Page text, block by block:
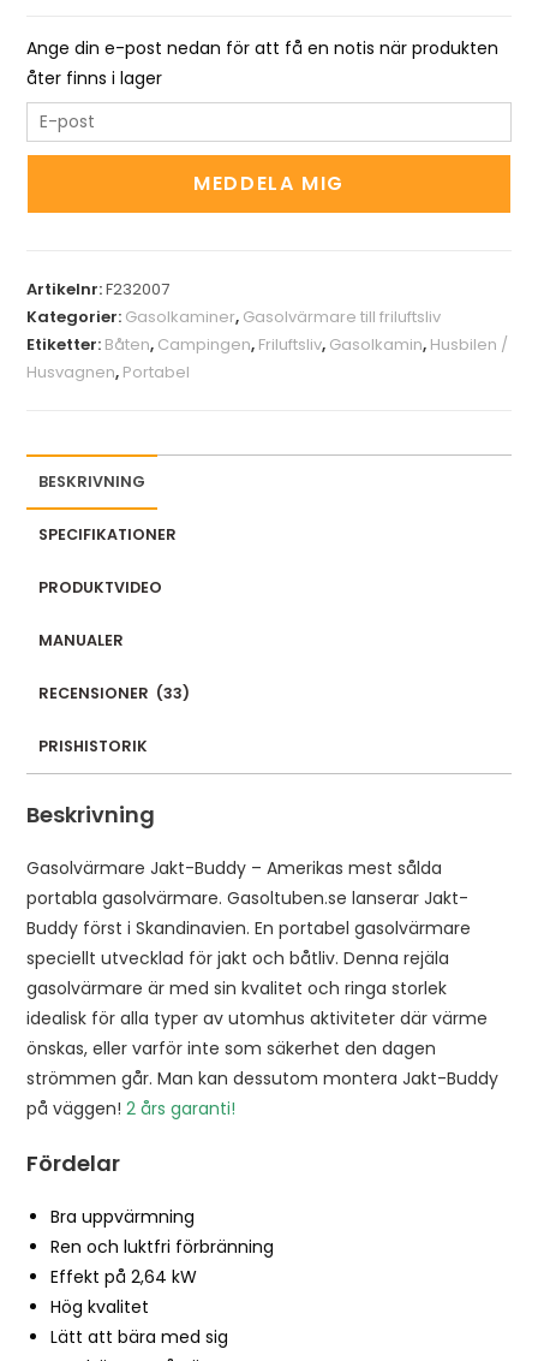
Ange din e-post nedan för att få en notis när produkten
åter finns i lager
n
o
u
r
e
l
o
j
i
n
t
h
e
w
a
i
t
i
t
f
o
r
t
MEDDELA MIG
Artikelnr:F232007
Kategorier: Gasolkaminer, Gasolvärmare till friluftsliv
Etiketter: Båten, Campingen, Friluftsliv, Gasolkamin, Husbilen /
Husvagnen, Portabel
BESKRIVNING
SPECIFIKATIONER
PRODUKTVIDEO
MANUALER
RECENSIONER (33)
PRISHISTORIK
Beskrivning
Gasolvärmare Jakt-Buddy – Amerikas mest sålda
portabla gasolvärmare. Gasoltuben.se lanserar Jakt-
Buddy först i Skandinavien. En portabel gasolvärmare
speciellt utvecklad för jakt och båtliv. Denna rejäla
gasolvärmare är med sin kvalitet och ringa storlek
idealisk för alla typer av utomhus aktiviteter där värme
önskas, eller varför inte som säkerhet den dagen
strömmen går. Man kan dessutom montera Jakt-Buddy
på väggen!2 års garanti!
Fördelar
Bra uppvärmning
Ren och luktfri förbränning
Effekt på 2,64 kW
Hög kvalitet
Lätt att bära med sig